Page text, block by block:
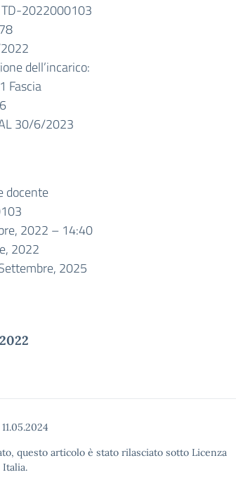
TD-2022000103
dell’incarico:
Fascia
30/6/2023
docente
2022 – 14:40
2022
2025
11.05.2024
questo articolo è stato rilasciato sotto Licenza